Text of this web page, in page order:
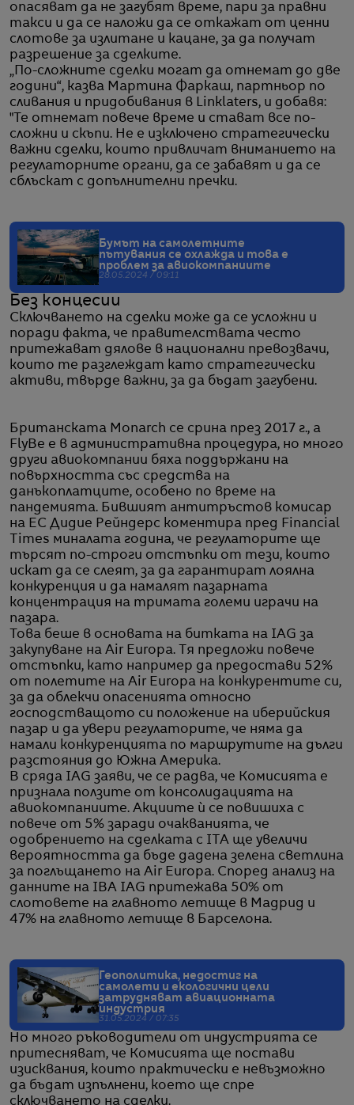
опасяват да не загубят време, пари за правни
такси и да се наложи да се откажат от ценни
слотове за излитане и кацане, за да получат
разрешение за сделките.
„По-сложните сделки могат да отнемат до две
години“, казва Мартина Фаркаш, партньор по
сливания и придобивания в Linklaters, и добавя:
"Те отнемат повече време и стават все по-
сложни и скъпи. Не е изключено стратегически
важни сделки, които привличат вниманието на
регулаторните органи, да се забавят и да се
сблъскат с допълнителни пречки.
Бумът на самолетните
пътувания се охлажда и това е
проблем за авиокомпаниите
28.05.2024 / 09:11
Без концесии
Сключването на сделки може да се усложни и
поради факта, че правителствата често
притежават дялове в национални превозвачи,
които те разглеждат като стратегически
активи, твърде важни, за да бъдат загубени.
Британската Monarch се срина през 2017 г., а
FlyBe е в административна процедура, но много
други авиокомпании бяха поддържани на
повърхността със средства на
данъкоплатците, особено по време на
пандемията. Бившият антитръстов комисар
на ЕС Дидие Рейндерс коментира пред Financial
Times миналата година, че регулаторите ще
търсят по-строги отстъпки от тези, които
искат да се слеят, за да гарантират лоялна
конкуренция и да намалят пазарната
концентрация на тримата големи играчи на
пазара.
Това беше в основата на битката на IAG за
закупуване на Air Europa. Тя предложи повече
отстъпки, като например да предостави 52%
от полетите на Air Europa на конкурентите си,
за да облекчи опасенията относно
господстващото си положение на иберийския
пазар и да увери регулаторите, че няма да
намали конкуренцията по маршрутите на дълги
разстояния до Южна Америка.
В сряда IAG заяви, че се радва, че Комисията е
признала ползите от консолидацията на
авиокомпаниите. Акциите ѝ се повишиха с
повече от 5% заради очакванията, че
одобрението на сделката с ITA ще увеличи
вероятността да бъде дадена зелена светлина
за поглъщането на Air Europa. Според анализ на
данните на IBA IAG притежава 50% от
слотовете на главното летище в Мадрид и
47% на главното летище в Барселона.
Геополитика, недостиг на
самолети и екологични цели
затрудняват авиационната
индустрия
31.05.2024 / 07:35
Но много ръководители от индустрията се
притесняват, че Комисията ще постави
изисквания, които практически е невъзможно
да бъдат изпълнени, което ще спре
сключването на сделки.